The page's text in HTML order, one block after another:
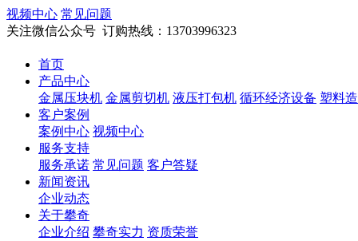
视频中心 常见问题
关注微信公众号 订购热线：13703996323
首页
产品中心
金属压块机 金属剪切机 液压打包机 循环经济设备 塑料
客户案例
案例中心 视频中心
服务支持
服务承诺 常见问题 客户答疑
新闻资讯
企业动态
关于攀奇
企业介绍 攀奇实力 资质荣誉